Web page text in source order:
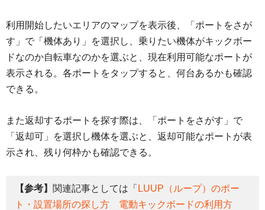
利用開始したいエリアのマップを表示後、「ポートをさが
す」で「機体あり」を選択し、乗りたい機体がキックボー
ドなのか自転車なのかを選ぶと、現在利用可能なポートが
表示される。各ポートをタップすると、何台あるかも確認
できる。
また返却するポートを探す際は、「ポートをさがす」で
「返却可」を選択し機体を選ぶと、返却可能なポートが表
示され、残り何枠かも確認できる。
【参考】 関連記事としては「 LUUP（ループ）のポー
ト・設置場所の探し方 電動キックボードの利用方